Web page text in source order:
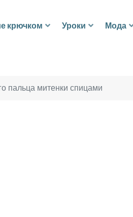
крючком Уроки Мода
пальца митенки спицами